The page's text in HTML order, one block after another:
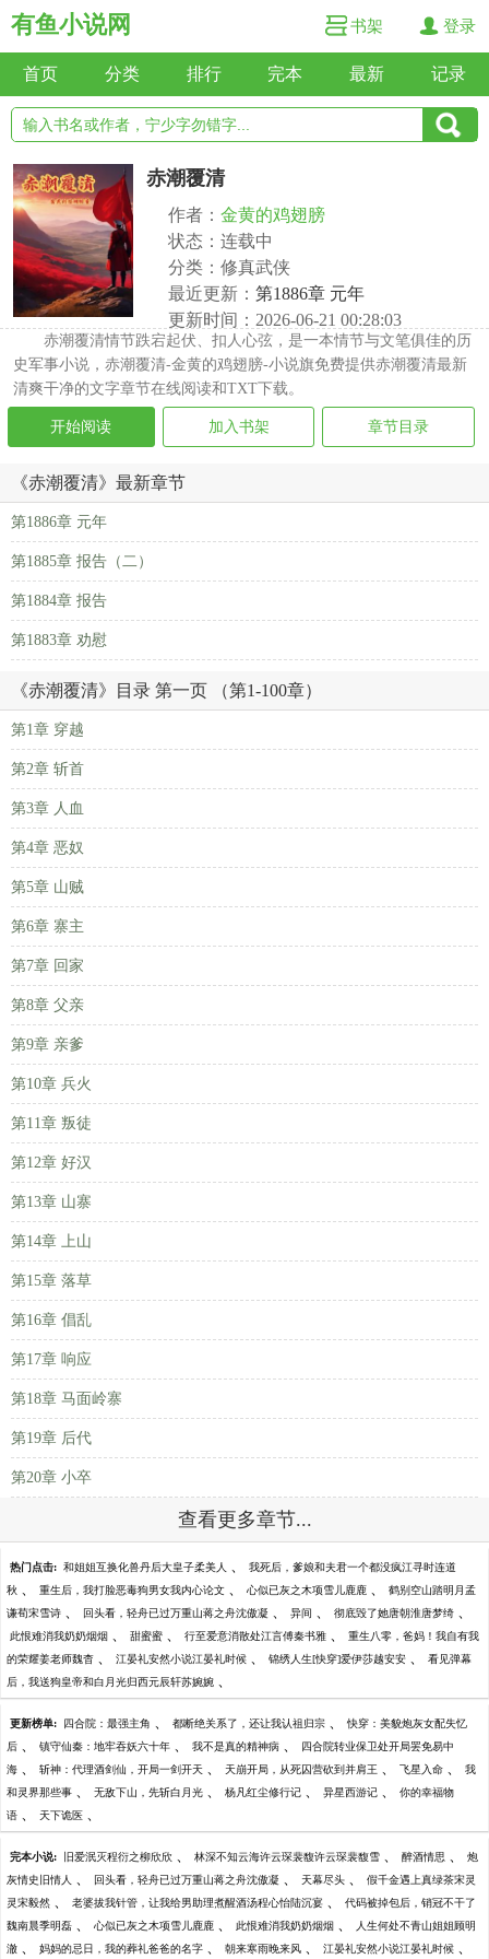
有鱼小说网 书架 登录
首页 分类 排行 完本 最新 记录
赤潮覆清
作者： 金黄的鸡翅膀
状态：连载中
分类：修真武侠
最近更新： 第1886章 元年
更新时间：2026-06-21 00:28:03
赤潮覆清情节跌宕起伏、扣人心弦，是一本情节与文笔俱佳的历
史军事小说，赤潮覆清-金黄的鸡翅膀-小说旗免费提供赤潮覆清最新
清爽干净的文字章节在线阅读和TXT下载。
开始阅读 加入书架 章节目录
《赤潮覆清》最新章节
第1886章 元年
第1885章 报告（二）
第1884章 报告
第1883章 劝慰
《赤潮覆清》目录 第一页 （第1-100章）
第1章 穿越
第2章 斩首
第3章 人血
第4章 恶奴
第5章 山贼
第6章 寨主
第7章 回家
第8章 父亲
第9章 亲爹
第10章 兵火
第11章 叛徒
第12章 好汉
第13章 山寨
第14章 上山
第15章 落草
第16章 倡乱
第17章 响应
第18章 马面岭寨
第19章 后代
第20章 小卒
查看更多章节...
热门点击: 和姐姐互换化兽丹后大皇子柔美人 、 我死后，爹娘和夫君一个都没疯江寻时连道
秋 、 重生后，我打脸恶毒狗男女我内心论文 、 心似已灰之木项雪儿鹿鹿 、 鹤别空山踏明月孟
谦荀宋雪诗 、 回头看，轻舟已过万重山蒋之舟沈傲凝 、 异间 、 彻底毁了她唐朝淮唐梦绮 、
此恨难消我奶奶烟烟 、 甜蜜蜜 、 行至爱意消散处江言傅秦书雅 、 重生八零，爸妈！我自有我
的荣耀姜老师魏杳 、 江晏礼安然小说江晏礼时候 、 锦绣人生[快穿]爱伊莎越安安 、 看见弹幕
后，我送狗皇帝和白月光归西元辰轩苏婉婉 、
更新榜单: 四合院：最强主角 、 都断绝关系了，还让我认祖归宗 、 快穿：美貌炮灰女配失忆
后 、 镇守仙秦：地牢吞妖六十年 、 我不是真的精神病 、 四合院转业保卫处开局罢免易中
海 、 斩神：代理酒剑仙，开局一剑开天 、 天崩开局，从死囚营砍到并肩王 、 飞星入命 、 我
和灵界那些事 、 无敌下山，先斩白月光 、 杨凡红尘修行记 、 异星西游记 、 你的幸福物
语 、 天下诡医 、
完本小说: 旧爱泯灭程衍之柳欣欣 、 林深不知云海许云琛裴馥许云琛裴馥雪 、 醉酒情思 、 炮
灰情史旧情人 、 回头看，轻舟已过万重山蒋之舟沈傲凝 、 天幕尽头 、 假千金遇上真绿茶宋灵
灵宋毅然 、 老婆拔我针管，让我给男助理煮醒酒汤程心怡陆沉宴 、 代码被掉包后，销冠不干了
魏南晨季明磊 、 心似已灰之木项雪儿鹿鹿 、 此恨难消我奶奶烟烟 、 人生何处不青山姐姐顾明
澈 、 妈妈的忌日，我的葬礼爸爸的名字 、 朝来寒雨晚来风 、 江晏礼安然小说江晏礼时候 、